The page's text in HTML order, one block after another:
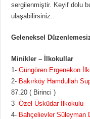
sergilenmiştir. Keyif dolu
ulaşabilirsiniz..
Geleneksel
Minikler – İlkokullar
1-Güngören Ergenekon
2- Bakırköy Hamdullah
87.20 ( Birinci )
3- Özel Üsküdar İlkokulu
4- Bahçelievler Süleyman